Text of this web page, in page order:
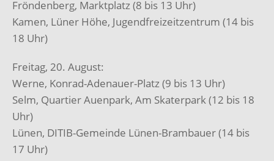
Fröndenberg, Marktplatz (8 bis 13 Uhr)
Kamen, Lüner Höhe, Jugendfreizeitzentrum (14 bis
18 Uhr)
Freitag, 20. August:
Werne, Konrad-Adenauer-Platz (9 bis 13 Uhr)
Selm, Quartier Auenpark, Am Skaterpark (12 bis 18
Uhr)
Lünen, DITIB-Gemeinde Lünen-Brambauer (14 bis
17 Uhr)